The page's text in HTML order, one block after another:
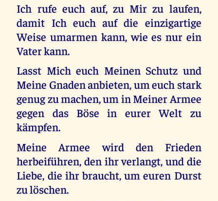
Ich rufe euch auf, zu Mir zu laufen,
damit Ich euch auf die einzigartige
Weise umarmen kann, wie es nur ein
Vater kann.
Lasst Mich euch Meinen Schutz und
Meine Gnaden anbieten, um euch stark
genug zu machen, um in Meiner Armee
gegen das Böse in eurer Welt zu
kämpfen.
Meine Armee wird den Frieden
herbeiführen, den ihr verlangt, und die
Liebe, die ihr braucht, um euren Durst
zu löschen.